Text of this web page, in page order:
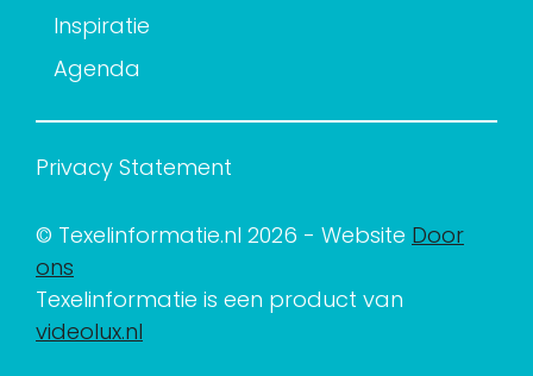
Inspiratie
Agenda
Privacy Statement
© Texelinformatie.nl 2026 - Website Door
ons
Texelinformatie is een product van
videolux.nl